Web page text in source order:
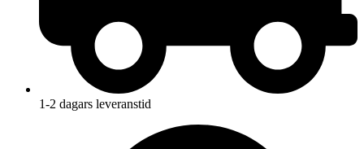
1-2 dagars leveranstid